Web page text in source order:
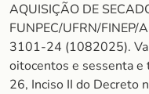
AQUISIÇÃO DE
FUNPEC/UFRN/FINEP/
3101-24 (1082025).
oitocentos e sessenta
26, Inciso II do Decreto